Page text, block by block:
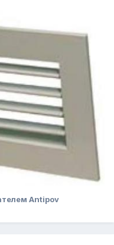
Antipov